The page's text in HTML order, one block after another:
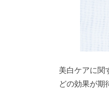
美白ケアに関
どの効果が期